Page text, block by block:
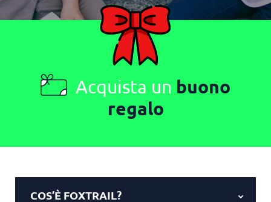
Acquista un buono
regalo
COS’È FOXTRAIL?